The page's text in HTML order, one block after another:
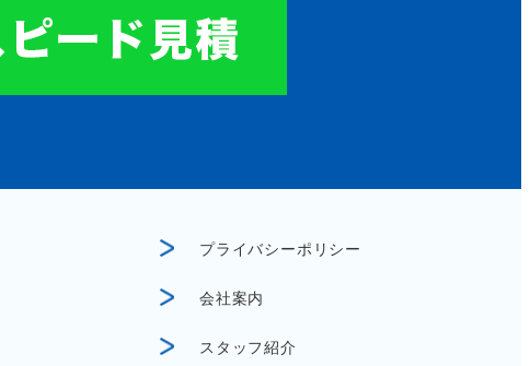
プライバシーポリシー
会社案内
スタッフ紹介